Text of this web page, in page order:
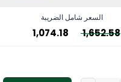
السعر شامل الضريبة
1,652.58
1,074.18